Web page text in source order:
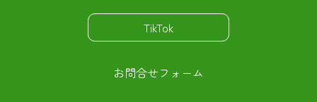
TikTok
お問合せフォーム